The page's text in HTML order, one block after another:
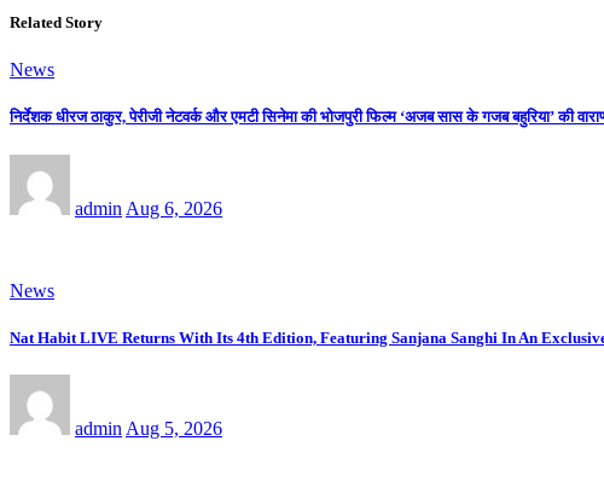
Related Story
News
निर्देशक धीरज ठाकुर, पेरीजी नेटवर्क और एमटी सिनेमा की भोजपुरी फिल्म ‘अजब सास के गजब बहुरिया’ की
admin Aug 6, 2026
News
Nat Habit LIVE Returns With Its 4th Edition, Featuring Sanjana Sanghi In An
admin Aug 5, 2026